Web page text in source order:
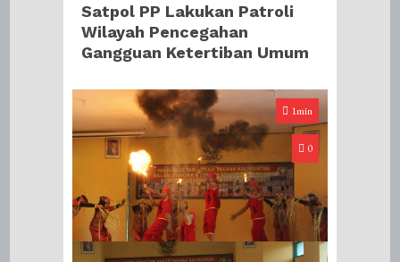
Satpol PP Lakukan Patroli
Wilayah Pencegahan
Gangguan Ketertiban Umum
1min
0